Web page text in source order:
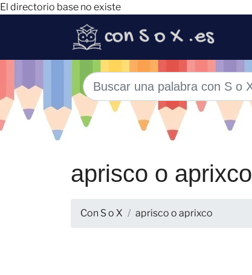
El directorio base no existe
aprisco o aprixco
Con S o X aprisco o aprixco